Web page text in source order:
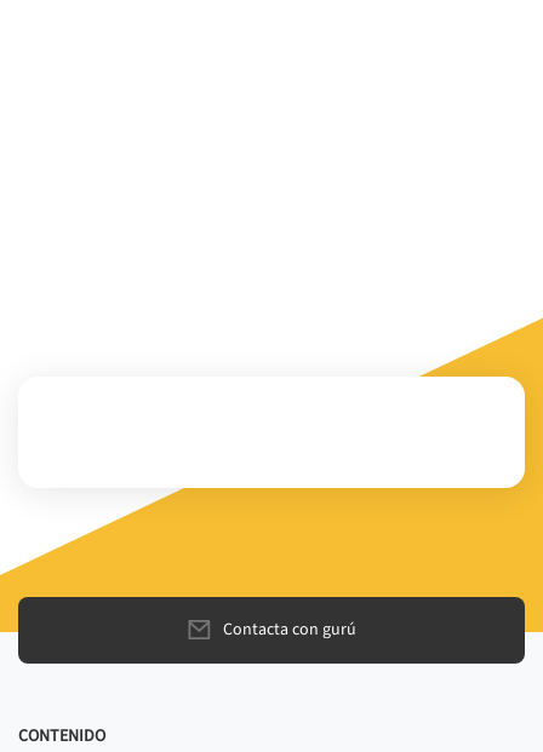
Contacta con gurú
CONTENIDO